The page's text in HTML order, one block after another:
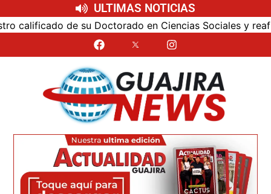
ULTIMAS NOTICIAS
de su Doctorado en Ciencias Sociales y